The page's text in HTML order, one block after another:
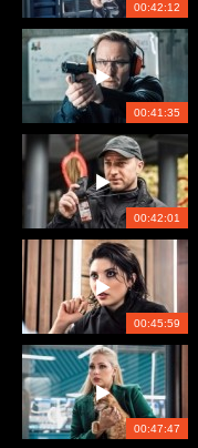
00:42:12
00:41:35
00:42:01
00:45:59
00:47:47